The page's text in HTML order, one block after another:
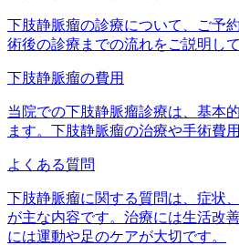
下肢静脈瘤の診療について、ご予
術後の診療までの流れをご説明して
下肢静脈瘤の費用
当院での下肢静脈瘤診療は、基本
ます。下肢静脈瘤の治療や手術費
よくある質問
下肢静脈瘤に関する質問は、症状
が主な内容です。治療には生活改
には運動や足のケアが大切です。